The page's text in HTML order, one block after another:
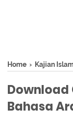
Home › Kajian
Download
Bahasa